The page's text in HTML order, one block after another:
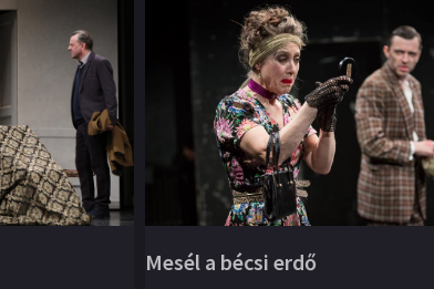
Mesél a bécsi erdő